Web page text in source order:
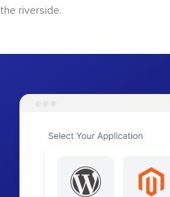
the riverside.